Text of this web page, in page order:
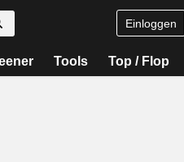
Einloggen
Tools Top / Flop